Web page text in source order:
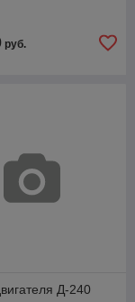
руб.
Д-240